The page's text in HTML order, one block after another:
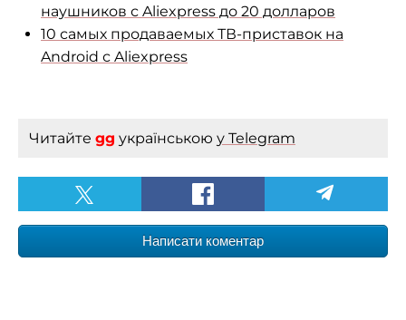
наушников с Aliexpress до 20 долларов
10 самых продаваемых ТВ-приставок на
Android с Aliexpress
Читайте gg українською у Telegram
Написати коментар